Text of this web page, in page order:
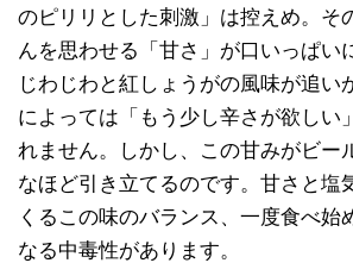
のピリリとした刺激」は控えめ。そ
んを思わせる「甘さ」が口いっぱい
じわじわと紅しょうがの風味が追い
によっては「もう少し辛さが欲しい
れません。しかし、この甘みがビー
なほど引き立てるのです。甘さと塩
くるこの味のバランス、一度食べ始
なる中毒性があります。